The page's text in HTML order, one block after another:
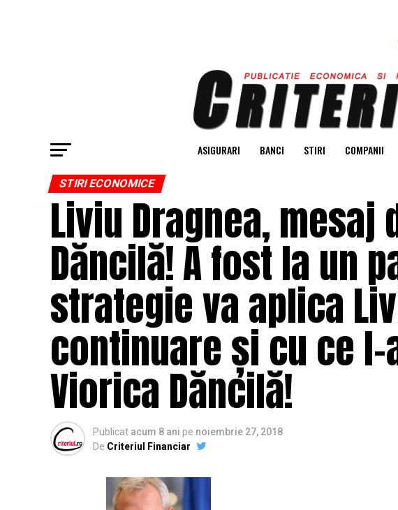
ASIGURARI BANCI STIRI COMPANII
STIRI ECONOMICE
Liviu Dragnea,
Dăncilă! A fost la un
strategie va aplica
continuare și cu ce
Viorica Dăncilă!
Publicat acum 8 ani pe noiembrie 27, 2018
De Criteriul Financiar